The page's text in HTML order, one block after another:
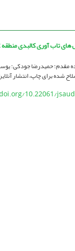
مقدم؛ حمیدرضا جودکی؛
شده برای چاپ، انتشار
10.22061/